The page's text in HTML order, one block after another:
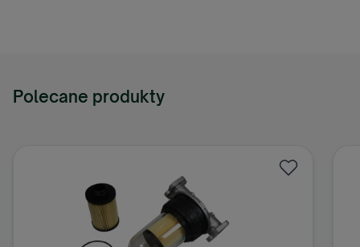
Polecane produkty